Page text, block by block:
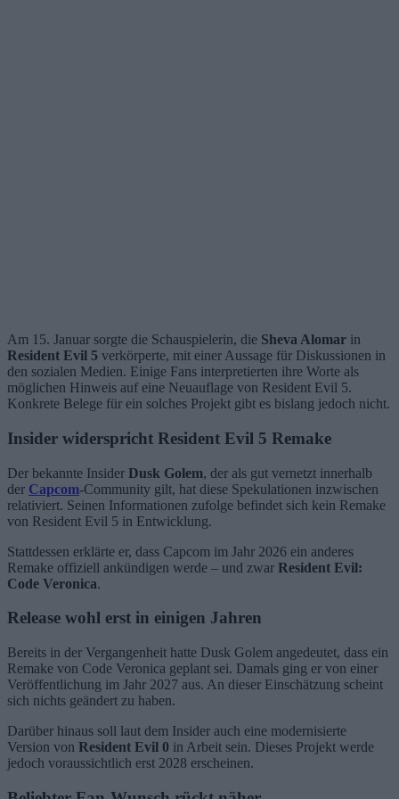
Am 15. Januar sorgte die Schauspielerin, die Sheva Alomar in
Resident Evil 5 verkörperte, mit einer Aussage für Diskussionen in
den sozialen Medien. Einige Fans interpretierten ihre Worte als
möglichen Hinweis auf eine Neuauflage von Resident Evil 5.
Konkrete Belege für ein solches Projekt gibt es bislang jedoch nicht.
Insider widerspricht Resident Evil 5 Remake
Der bekannte Insider Dusk Golem, der als gut vernetzt innerhalb
der Capcom-Community gilt, hat diese Spekulationen inzwischen
relativiert. Seinen Informationen zufolge befindet sich kein Remake
von Resident Evil 5 in Entwicklung.
Stattdessen erklärte er, dass Capcom im Jahr 2026 ein anderes
Remake offiziell ankündigen werde – und zwar Resident Evil:
Code Veronica.
Release wohl erst in einigen Jahren
Bereits in der Vergangenheit hatte Dusk Golem angedeutet, dass ein
Remake von Code Veronica geplant sei. Damals ging er von einer
Veröffentlichung im Jahr 2027 aus. An dieser Einschätzung scheint
sich nichts geändert zu haben.
Darüber hinaus soll laut dem Insider auch eine modernisierte
Version von Resident Evil 0 in Arbeit sein. Dieses Projekt werde
jedoch voraussichtlich erst 2028 erscheinen.